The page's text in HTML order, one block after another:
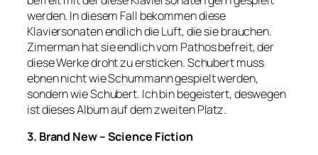
werden. In diesem Fall bekommen diese
Klaviersonaten endlich die Luft, die sie brauchen.
Zimerman hat sie endlich vom Pathos befreit, der
diese Werke droht zu ersticken. Schubert muss
ebnen nicht wie Schummann gespielt werden,
sondern wie Schubert. Ich bin begeistert, deswegen
ist dieses Album auf dem zweiten Platz.
3. Brand New – Science Fiction